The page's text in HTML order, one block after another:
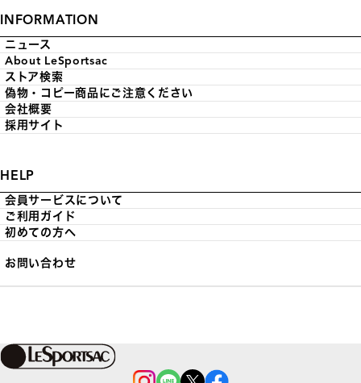
INFORMATION
ニュース
About LeSportsac
ストア検索
偽物・コピー商品にご注意ください
会社概要
採用サイト
HELP
会員サービスについて
ご利用ガイド
初めての方へ
お問い合わせ